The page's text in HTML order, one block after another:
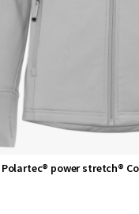
power stretch®